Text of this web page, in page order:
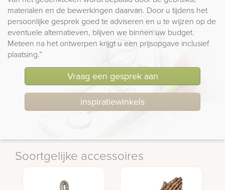
materialen en de bewerkingen daarvan. Door u tijdens het
persoonlijke gesprek goed te adviseren en u te wijzen op de
eventuele alternatieven, blijven we binnen uw budget.
Meteen na het ontwerpen krijgt u een prijsopgave inclusief
plaatsing.”
Vraag een gesprek aan
inspiratiewinkels
Soortgelijke accessoires